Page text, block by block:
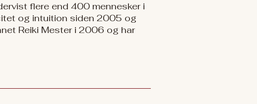
flere end 400 mennesker i
og intuition siden 2005 og
Reiki Mester i 2006 og har